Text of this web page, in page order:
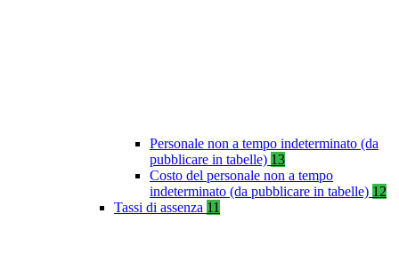
Personale non a tempo indeterminato (da
pubblicare in tabelle) 13
Costo del personale non a tempo
indeterminato (da pubblicare in tabelle) 12
Tassi di assenza 11